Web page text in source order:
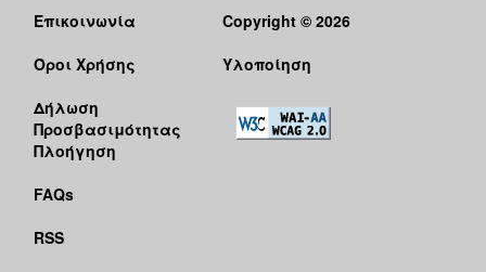
Επικοινωνία
Όροι Χρήσης
Δήλωση
Προσβασιμότητας
Πλοήγηση
FAQs
RSS
Copyright © 2026
Υλοποίηση